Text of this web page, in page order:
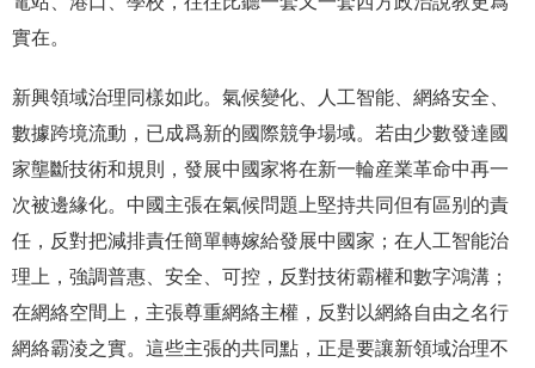
實在。
新興領域治理同樣如此。氣候變化、人工智能、網絡安全、
數據跨境流動，已成爲新的國際競争場域。若由少數發達國
家壟斷技術和規則，發展中國家将在新一輪産業革命中再一
次被邊緣化。中國主張在氣候問題上堅持共同但有區别的責
任，反對把減排責任簡單轉嫁給發展中國家；在人工智能治
理上，強調普惠、安全、可控，反對技術霸權和數字鴻溝；
在網絡空間上，主張尊重網絡主權，反對以網絡自由之名行
網絡霸淩之實。這些主張的共同點，正是要讓新領域治理不